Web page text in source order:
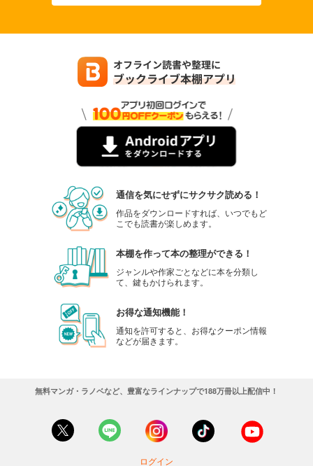
通信を気にせずにサクサク読める！
作品をダウンロードすれば、いつでもど
こでも読書が楽しめます。
本棚を作って本の整理ができる！
ジャンルや作家ごとなどに本を分類し
て、鍵もかけられます。
お得な通知機能！
通知を許可すると、お得なクーポン情報
などが届きます。
無料マンガ・ラノベなど、豊富なラインナップで188万冊以上配信中！
ログイン